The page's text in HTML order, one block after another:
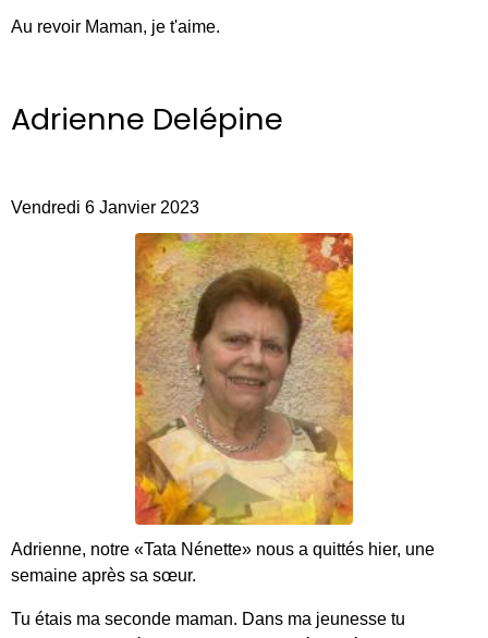
Au revoir Maman, je t'aime.
Adrienne Delépine
Vendredi 6 Janvier 2023
Adrienne, notre «Tata Nénette» nous a quittés hier, une
semaine après sa sœur.
Tu étais ma seconde maman. Dans ma jeunesse tu